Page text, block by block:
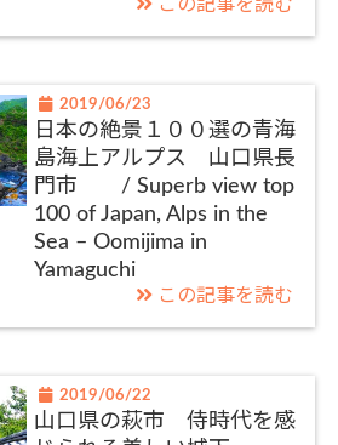
この記事を読む
2019/06/23
日本の絶景１００選の青海
島海上アルプス 山口県長
門市 / Superb view top
100 of Japan, Alps in the
Sea – Oomijima in
Yamaguchi
この記事を読む
2019/06/22
山口県の萩市 侍時代を感